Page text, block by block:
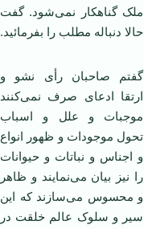
ملک گناهکار نمی‌شود. گفت
حالا دنباله مطلب را بفرمائید.
گفتم صاحبان رأی نشو و
ارتقا ادعای صرف نمی‌کنند
موجبات و علل و اسباب
تحول موجودات و ظهور انواع
و اجناس و نباتات و حیوانات
را نیز بیان می‌نمایند و ظاهر
و محسوس می‌سازند که این
سیر و سلوک عالم خلقت در